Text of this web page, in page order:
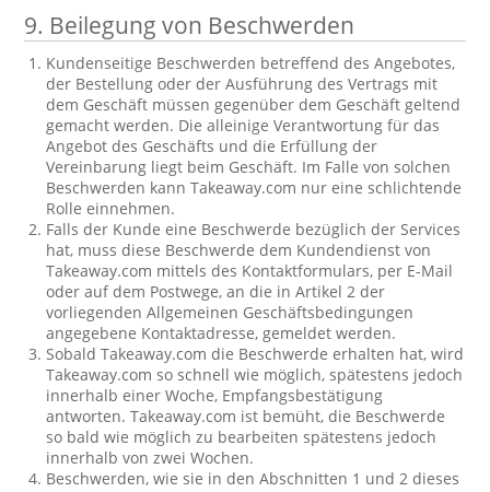
9. Beilegung von Beschwerden
Kundenseitige Beschwerden betreffend des Angebotes,
der Bestellung oder der Ausführung des Vertrags mit
dem Geschäft müssen gegenüber dem Geschäft geltend
gemacht werden. Die alleinige Verantwortung für das
Angebot des Geschäfts und die Erfüllung der
Vereinbarung liegt beim Geschäft. Im Falle von solchen
Beschwerden kann Takeaway.com nur eine schlichtende
Rolle einnehmen.
Falls der Kunde eine Beschwerde bezüglich der Services
hat, muss diese Beschwerde dem Kundendienst von
Takeaway.com mittels des Kontaktformulars, per E-Mail
oder auf dem Postwege, an die in Artikel 2 der
vorliegenden Allgemeinen Geschäftsbedingungen
angegebene Kontaktadresse, gemeldet werden.
Sobald Takeaway.com die Beschwerde erhalten hat, wird
Takeaway.com so schnell wie möglich, spätestens jedoch
innerhalb einer Woche, Empfangsbestätigung
antworten. Takeaway.com ist bemüht, die Beschwerde
so bald wie möglich zu bearbeiten spätestens jedoch
innerhalb von zwei Wochen.
Beschwerden, wie sie in den Abschnitten 1 und 2 dieses